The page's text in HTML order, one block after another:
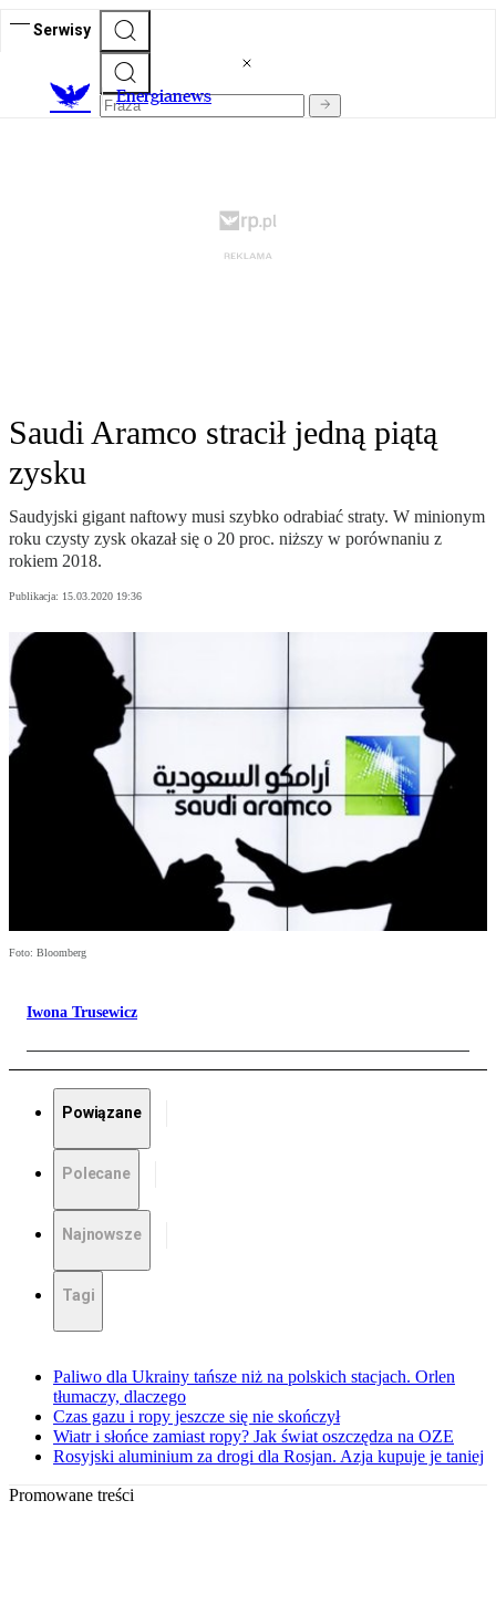
Serwisy
Energianews
Saudi Aramco stracił jedną piątą
zysku
Saudyjski gigant naftowy musi szybko odrabiać straty. W minionym
roku czysty zysk okazał się o 20 proc. niższy w porównaniu z
rokiem 2018.
Publikacja: 15.03.2020 19:36
Foto: Bloomberg
Iwona Trusewicz
Powiązane
Polecane
Najnowsze
Tagi
Paliwo dla Ukrainy tańsze niż na polskich stacjach. Orlen
tłumaczy, dlaczego
Czas gazu i ropy jeszcze się nie skończył
Wiatr i słońce zamiast ropy? Jak świat oszczędza na OZE
Rosyjski aluminium za drogi dla Rosjan. Azja kupuje je taniej
Promowane treści